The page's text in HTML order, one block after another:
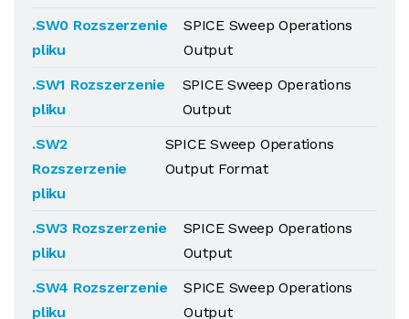
.SW0 Rozszerzenie
pliku
SPICE Sweep Operations
Output
.SW1 Rozszerzenie
pliku
SPICE Sweep Operations
Output
.SW2
Rozszerzenie
pliku
SPICE Sweep Operations
Output Format
.SW3 Rozszerzenie
pliku
SPICE Sweep Operations
Output
.SW4 Rozszerzenie
pliku
SPICE Sweep Operations
Output